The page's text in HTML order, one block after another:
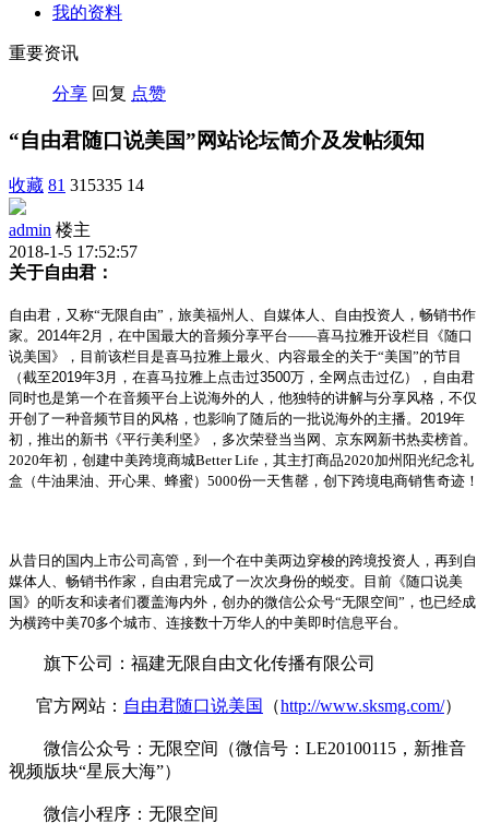
我的资料
重要资讯
分享 回复 点赞
“自由君随口说美国”网站论坛简介及发帖须知
收藏 81 315335 14
admin 楼主
2018-1-5 17:52:57
关于自由君：
自由君，又称“无限自由”，旅美福州人、自媒体人、自由投资人，畅销书作
家。 2014年2月，在中国最大的音频分享平台——喜马拉雅开设栏目《随口
说美国》，目前该栏目是喜马拉雅上最火、内容最全的关于“美国”的节目
（截至2019年3月，在喜马拉雅上点击过3500万，全网点击过亿），自由君
同时也是第一个在音频平台上说海外的人，他独特的讲解与分享风格，不仅
开创了一种音频节目的风格，也影响了随后的一批说海外的主播。 2019年
初，推出的新书《平行美利坚》，多次荣登当当网、京东网新书热卖榜首。
2020年初，创建中美跨境商城Better Life，其主打商品2020加州阳光纪念礼
盒（牛油果油、开心果、蜂蜜）5000份一天售罄，创下跨境电商销售奇迹！
从昔日的国内上市公司高管，到一个在中美两边穿梭的跨境投资人，再到自
媒体人、畅销书作家，自由君完成了一次次身份的蜕变。目前《随口说美
国》的听友和读者们覆盖海内外，创办的微信公众号“无限空间”，也已经成
为横跨中美70多个城市、连接数十万华人的中美即时信息平台。
旗下公司：福建无限自由文化传播有限公司
官方网站： 自由君随口说美国 （http://www.sksmg.com/）
微信公众号：无限空间（微信号：LE20100115，新推音
视频版块“星辰大海”）
微信小程序：无限空间